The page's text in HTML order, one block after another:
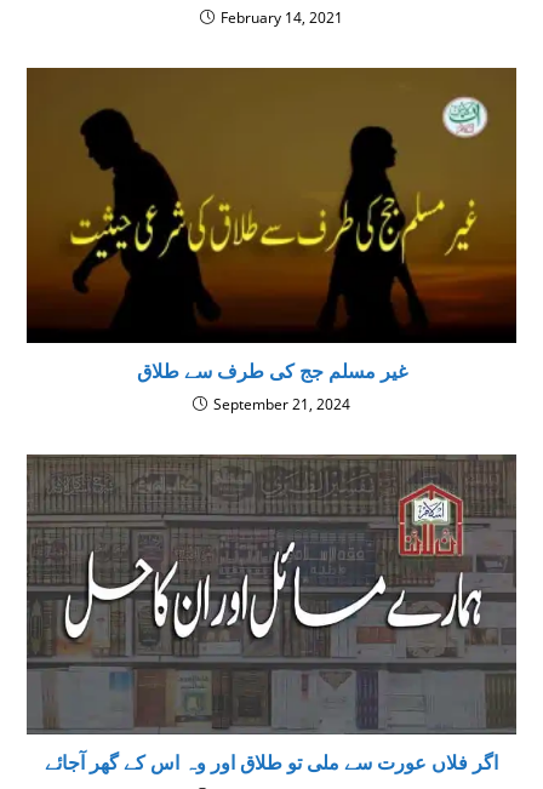
February 14, 2021
غیر مسلم جج کی طرف سے طلاق
September 21, 2024
اگر فلاں عورت سے ملى تو طلاق اور وہ اس كے گھر آجائے